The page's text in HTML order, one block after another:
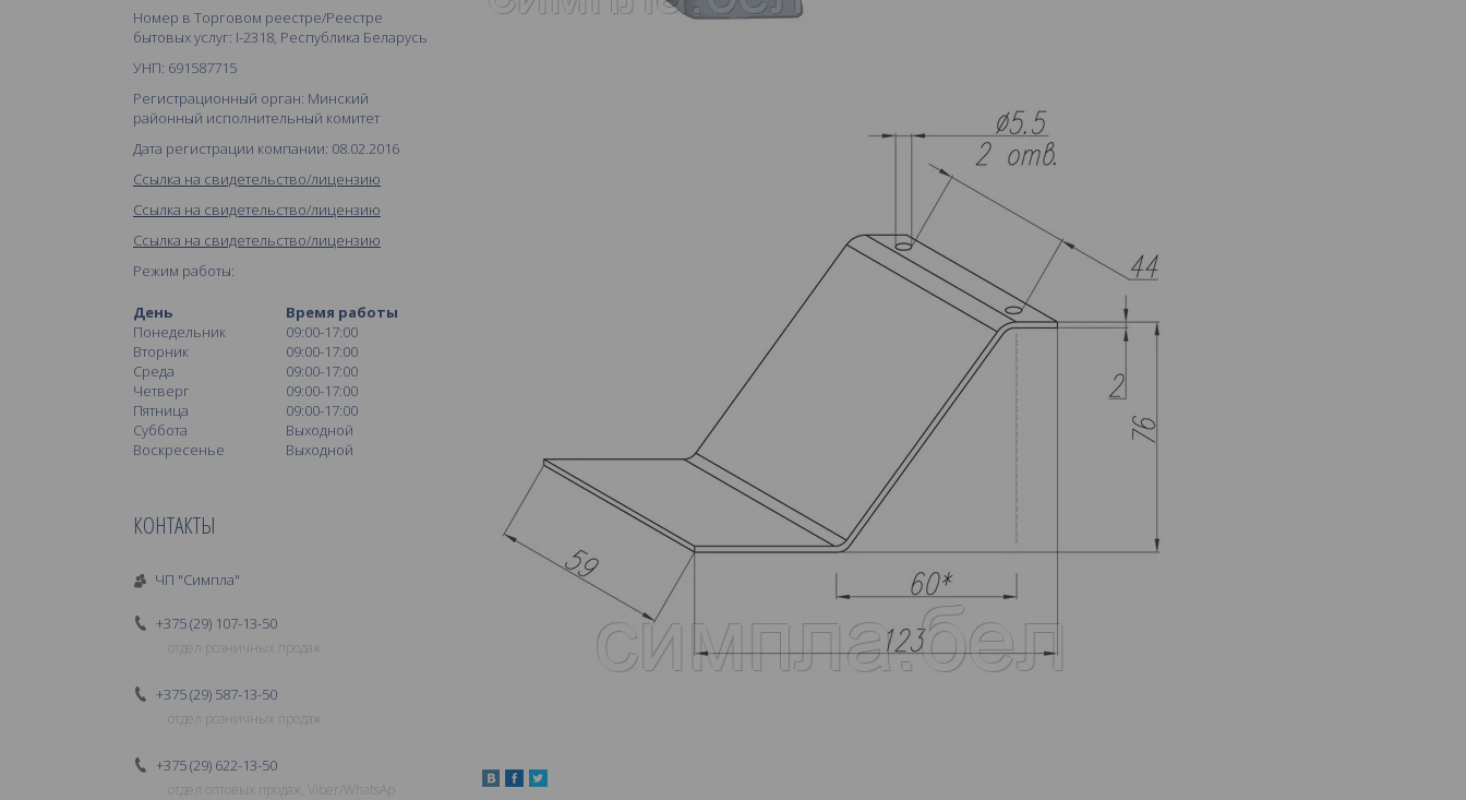
Номер в Торговом реестре/Реестре
бытовых услуг: I-2318, Республика Беларусь
УНП: 691587715
Регистрационный орган: Минский
районный исполнительный комитет
Дата регистрации компании: 08.02.2016
Ссылка на свидетельство/лицензию
Ссылка на свидетельство/лицензию
Ссылка на свидетельство/лицензию
Режим работы:
День
Время работы
Понедельник
09:00-17:00
Вторник
09:00-17:00
Среда
09:00-17:00
Четверг
09:00-17:00
Пятница
09:00-17:00
Суббота
Выходной
Воскресенье
Выходной
КОНТАКТЫ
ЧП "Симпла"
+375 (29) 107-13-50
отдел розничных продаж
+375 (29) 587-13-50
отдел розничных продаж
+375 (29) 622-13-50
отдел оптовых продаж, Viber/WhatsAp